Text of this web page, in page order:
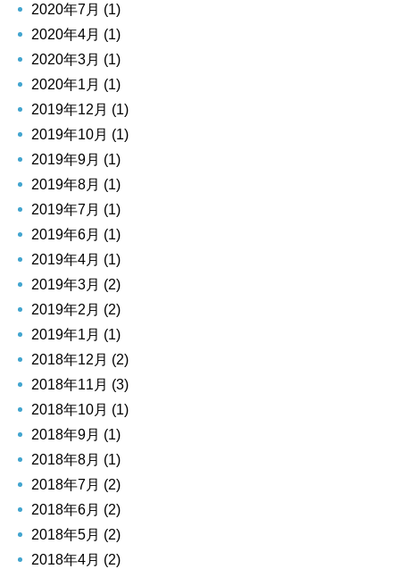
2020年7月 (1)
2020年4月 (1)
2020年3月 (1)
2020年1月 (1)
2019年12月 (1)
2019年10月 (1)
2019年9月 (1)
2019年8月 (1)
2019年7月 (1)
2019年6月 (1)
2019年4月 (1)
2019年3月 (2)
2019年2月 (2)
2019年1月 (1)
2018年12月 (2)
2018年11月 (3)
2018年10月 (1)
2018年9月 (1)
2018年8月 (1)
2018年7月 (2)
2018年6月 (2)
2018年5月 (2)
2018年4月 (2)